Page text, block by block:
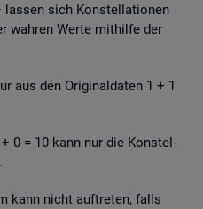
las­sen sich Kon­stel­la­tio­nen
wah­ren Werte mit­hil­fe der
aus den Ori­gi­nal­da­ten 1 + 1
0 = 10 kann nur die Kon­stel­
kann nicht auf­tre­ten, falls